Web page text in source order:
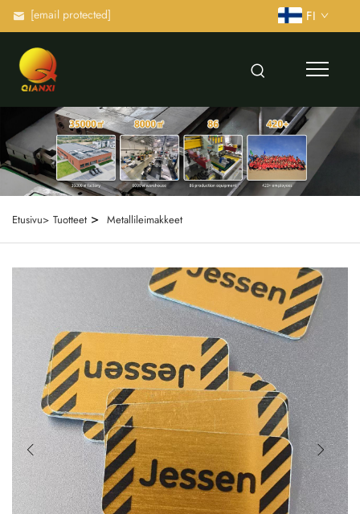
[email protected] FI
Etusivu> Tuotteet > Metallileimakkeet